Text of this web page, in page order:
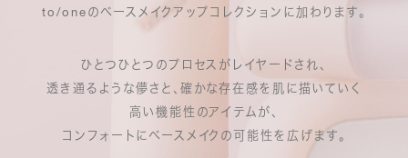
to/oneのベースメイクアップコレクションに加わります。
ひとつひとつのプロセスがレイヤードされ、
透き通るような儚さと、確かな存在感を肌に描いていく
高い機能性のアイテムが、
コンフォートにベースメイクの可能性を広げます。